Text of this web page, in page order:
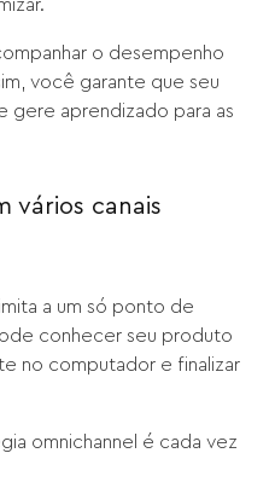
o desempenho
você garante que seu
gere aprendizado para as
vários canais
a um só ponto de
conhecer seu produto
no computador e finalizar
omnichannel é cada vez